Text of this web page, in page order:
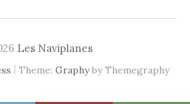
Les Naviplanes
| Theme: Graphyby Themegraphy